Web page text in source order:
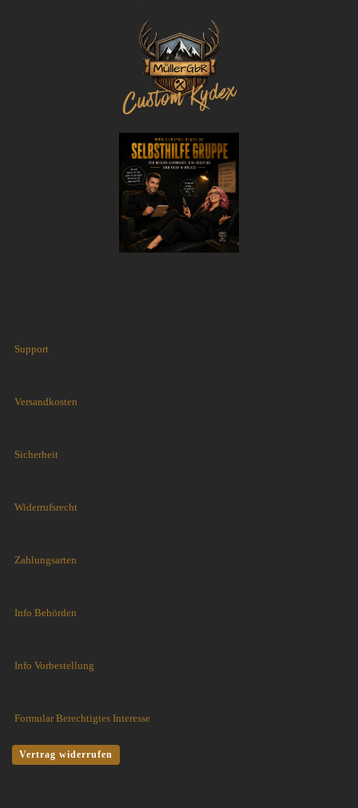
Support
Versandkosten
Sicherheit
Widerrufsrecht
Zahlungsarten
Info Behörden
Info Vorbestellung
Formular Berechtigtes Interesse
Vertrag widerrufen